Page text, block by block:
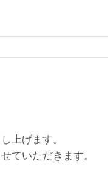
上げます。
ていただきます。